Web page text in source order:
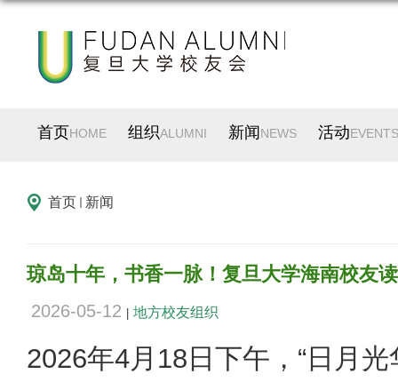
首页HOME 组织ALUMNI 新闻 NEWS 活动EVENTS
首页 新闻
琼岛十年，书香一脉！复旦大学海南校友
2026-05-12 地方校友组织
2026年4月18日下午，“日月